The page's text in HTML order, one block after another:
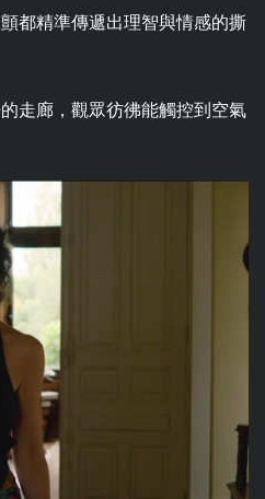
都精準傳遞出理智與情感的撕
走廊，觀眾彷彿能觸控到空氣